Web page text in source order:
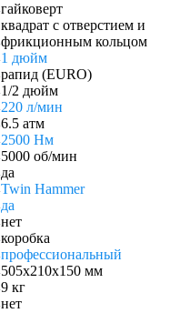
гайковерт
квадрат с отверстием и
фрикционным кольцом
1 дюйм
рапид (EURO)
1/2 дюйм
220 л/мин
6.5 атм
2500 Нм
5000 об/мин
да
Twin Hammer
да
нет
коробка
профессиональный
505x210x150 мм
9 кг
нет